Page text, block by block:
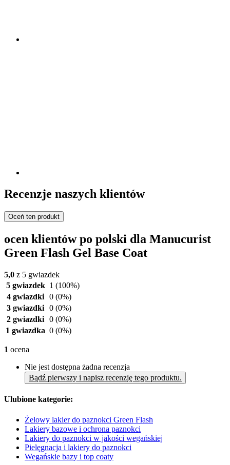
Recenzje naszych klientów
Oceń ten produkt
ocen klientów po polski dla Manucurist
Green Flash Gel Base Coat
5,0 z 5 gwiazdek
5 gwiazdek 1 (100%)
4 gwiazdki 0 (0%)
3 gwiazdki 0 (0%)
2 gwiazdki 0 (0%)
1 gwiazdka 0 (0%)
1 ocena
Nie jest dostępna żadna recenzja
Bądź pierwszy i napisz recenzję tego produktu.
Ulubione kategorie:
Żelowy lakier do paznokci Green Flash
Lakiery bazowe i ochrona paznokci
Lakiery do paznokci w jakości wegańskiej
Pielęgnacja i lakiery do paznokci
Wegańskie bazy i top coaty